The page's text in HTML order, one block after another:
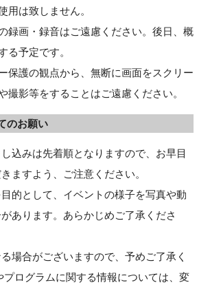
用は致しません。
録画・録音はご遠慮ください。後日、概
る予定です。
保護の観点から、無断に画面をスクリー
撮影等をすることはご遠慮ください。
のお願い
込みは先着順となりますので、お早目
ますよう、ご注意ください。
的として、イベントの様子を写真や動
あります。あらかじめご了承くださ
場合がございますので、予めご了承く
プログラムに関する情報については、変